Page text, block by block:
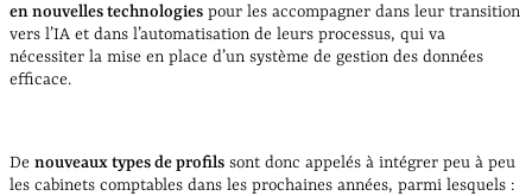
en nouvelles technologies pour les accompagner dans leur transition
vers l’IA et dans l’automatisation de leurs processus, qui va
nécessiter la mise en place d’un système de gestion des données
efficace.
De nouveaux types de profils sont donc appelés à intégrer peu à peu
les cabinets comptables dans les prochaines années, parmi lesquels :